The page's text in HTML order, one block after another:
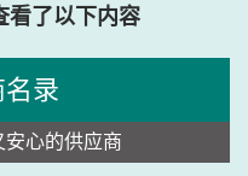
看了以下内容
录
安心的供应商